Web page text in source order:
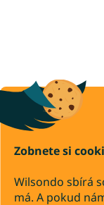
Zobnete si
Wilsondo sbírá
má. A pokud